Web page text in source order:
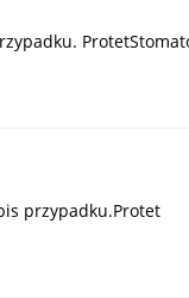
przypadku.Protet